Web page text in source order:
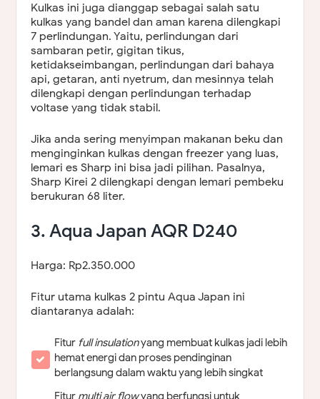
Kulkas ini juga dianggap sebagai salah satu
kulkas yang bandel dan aman karena dilengkapi
7 perlindungan. Yaitu, perlindungan dari
sambaran petir, gigitan tikus,
ketidakseimbangan, perlindungan dari bahaya
api, getaran, anti nyetrum, dan mesinnya telah
dilengkapi dengan perlindungan terhadap
voltase yang tidak stabil.
Jika anda sering menyimpan makanan beku dan
menginginkan kulkas dengan freezer yang luas,
lemari es Sharp ini bisa jadi pilihan. Pasalnya,
Sharp Kirei 2 dilengkapi dengan lemari pembeku
berukuran 68 liter.
3. Aqua Japan AQR D240
Harga: Rp2.350.000
Fitur utama kulkas 2 pintu Aqua Japan ini
diantaranya adalah:
Fitur full insulationyang membuat kulkas jadi lebih
hemat energi dan proses pendinginan
berlangsung dalam waktu yang lebih singkat